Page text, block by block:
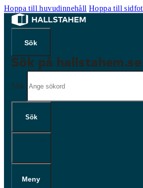
Hoppa till huvudinnehåll Hoppa till sidfot
Sök på hallstahem.se
Sök
Sök
Meny